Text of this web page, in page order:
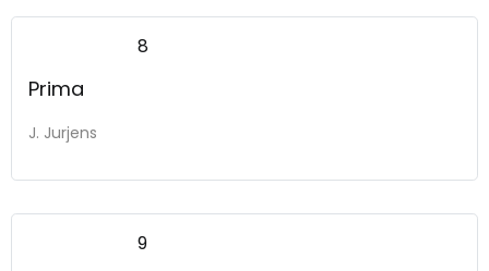
8
Prima
J. Jurjens
9